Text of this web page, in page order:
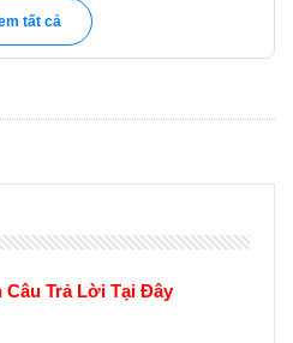
tất cả
Câu Trả Lời Tại Đây